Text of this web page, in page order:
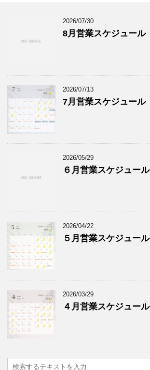
2026/07/30
8月営業スケジュール
2026/07/13
7月営業スケジュール
2026/05/29
６月営業スケジュール
2026/04/22
５月営業スケジュール
2026/03/29
４月営業スケジュール